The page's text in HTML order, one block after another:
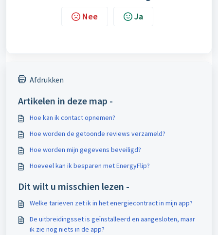
Nee Ja
Afdrukken
Artikelen in deze map -
Hoe kan ik contact opnemen?
Hoe worden de getoonde reviews verzameld?
Hoe worden mijn gegevens beveiligd?
Hoeveel kan ik besparen met EnergyFlip?
Dit wilt u misschien lezen -
Welke tarieven zet ik in het energiecontract in mijn app?
De uitbreidingsset is geïnstalleerd en aangesloten, maar
ik zie nog niets in de app?